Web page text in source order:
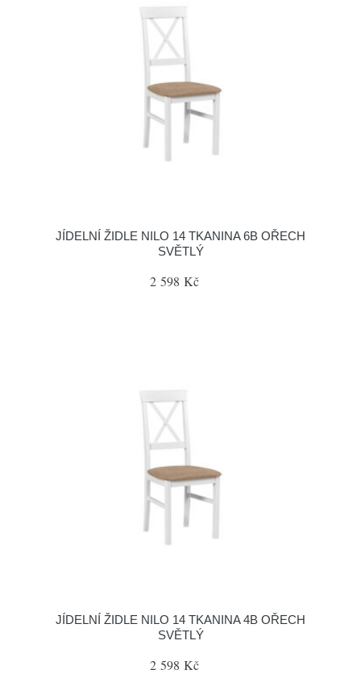
JÍDELNÍ ŽIDLE NILO 14 TKANINA 6B OŘECH
SVĚTLÝ
2 598 Kč
JÍDELNÍ ŽIDLE NILO 14 TKANINA 4B OŘECH
SVĚTLÝ
2 598 Kč